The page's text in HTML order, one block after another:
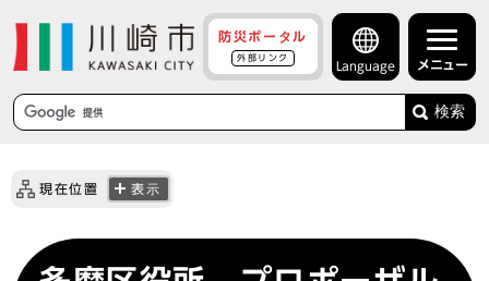
防災ポータル
外部リンク
Language メニュー
検索
現在位置 表示